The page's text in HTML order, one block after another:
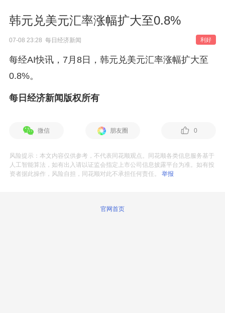
韩元兑美元汇率涨幅扩大至0.8%
07-08 23:28 每日经济新闻 利好
每经AI快讯，7月8日，韩元兑美元汇率涨幅扩大至
0.8%。
每日经济新闻版权所有
微信 朋友圈 0
风险提示：本文内容仅供参考，不代表同花顺观点。同花顺各类信息服务基于
人工智能算法，如有出入请以证监会指定上市公司信息披露平台为准。如有投
资者据此操作，风险自担，同花顺对此不承担任何责任。举报
官网首页